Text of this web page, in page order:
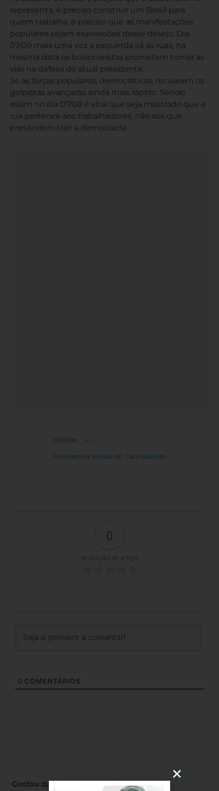
representa, é preciso construir um Brasil para
quem trabalha, é preciso que as manifestações
populares sejam expressões desse desejo. Dia
07/09 mais uma vez a esquerda irá às ruas, na
mesma data os bolsonaristas prometem tomar as
vias na defesa do atual presidente.
Se as forças populares, democráticas, recuarem os
golpistas avançarão ainda mais rápido. Sendo
assim no dia 07/08 é vital que seja mostrado que a
rua pertence aos trabalhadores, não aos que
pretendem trair a democracia.
Notícias >>
Movimentos sociais do Cariri aderem
0
Avaliação do artigo
0 COMENTÁRIOS
Gostou da matéria, Compartilhe!